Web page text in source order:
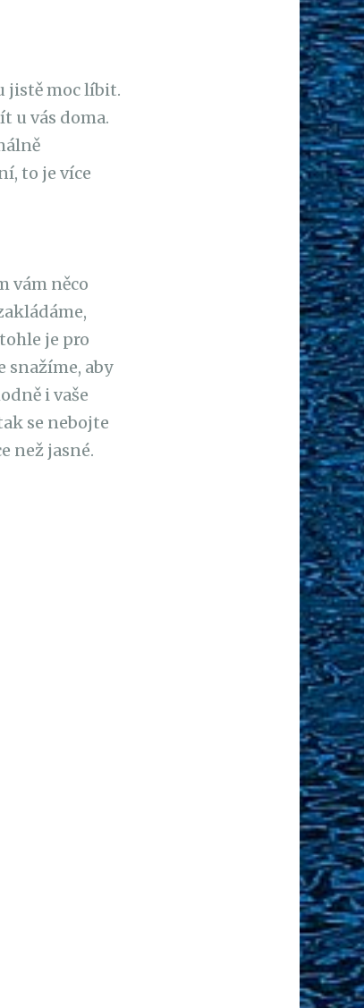
jistě moc líbit.
u vás doma.
to je více
vám něco
je pro
snažíme, aby
i vaše
se nebojte
než jasné.